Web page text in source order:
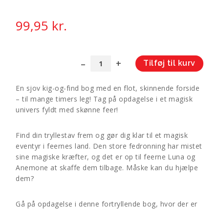
99,95 kr.
1001
at
finde:
land
antal
Tilføj til kurv
A
En sjov kig-og-find bog med en flot, skinnende forside
– til mange timers leg! Tag på opdagelse i et magisk
univers fyldt med skønne feer!
Find din tryllestav frem og gør dig klar til et magisk
eventyr i feernes land. Den store fedronning har mistet
sine magiske kræfter, og det er op til feerne Luna og
Anemone at skaffe dem tilbage. Måske kan du hjælpe
dem?
Gå på opdagelse i denne fortryllende bog, hvor der er